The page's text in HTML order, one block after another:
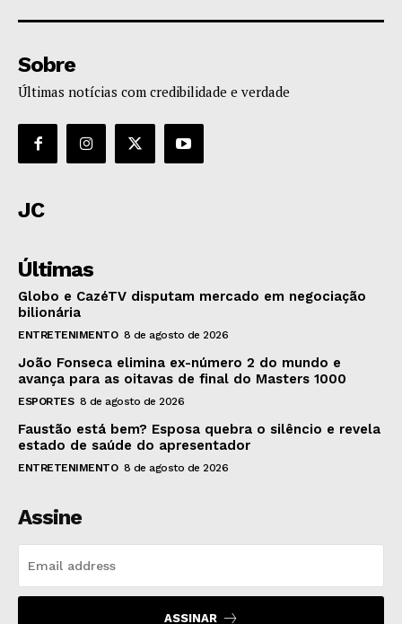
Sobre
Últimas notícias com credibilidade e verdade
JC
Últimas
Globo e CazéTV disputam mercado em negociação
bilionária
ENTRETENIMENTO 8 de agosto de 2026
João Fonseca elimina ex-número 2 do mundo e
avança para as oitavas de final do Masters 1000
ESPORTES 8 de agosto de 2026
Faustão está bem? Esposa quebra o silêncio e revela
estado de saúde do apresentador
ENTRETENIMENTO 8 de agosto de 2026
Assine
ASSINAR